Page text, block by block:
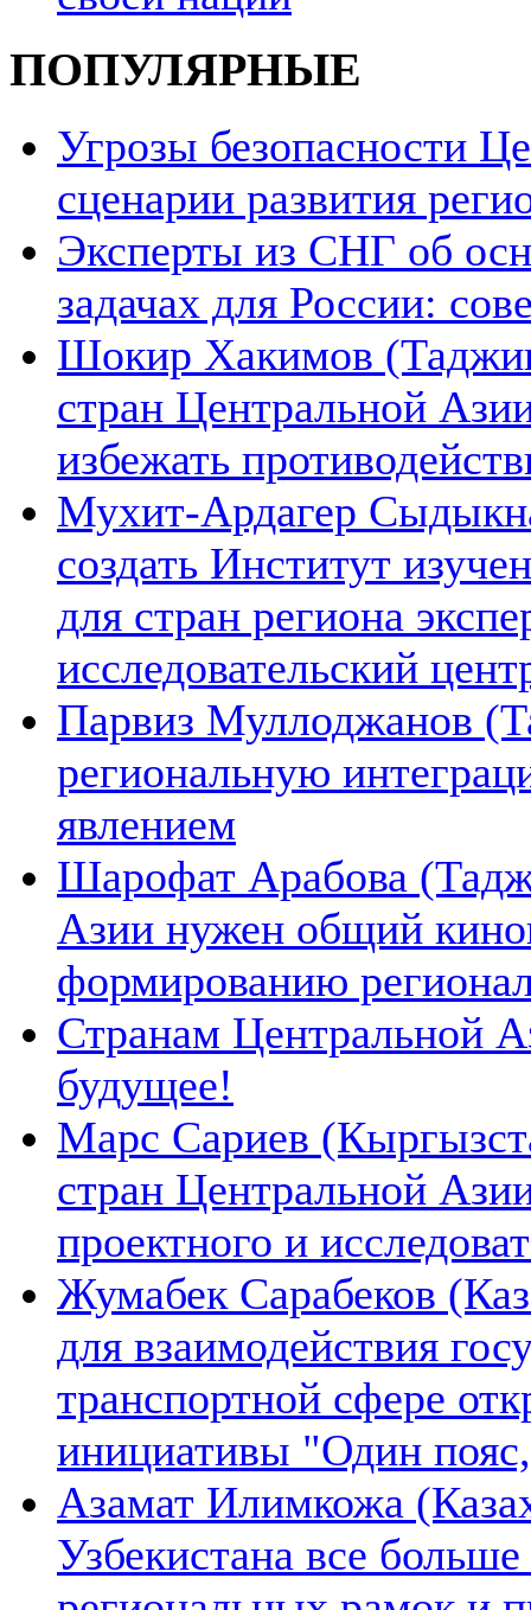
ПОПУЛЯРНЫЕ
Угрозы безопасности
сценарии развития
Эксперты из СНГ об
задачах для России:
Шокир Хакимов
стран Центральной
избежать
Мухит-Ардагер
создать Институт
для стран региона
исследовательский
Парвиз Муллоджанов
региональную
явлением
Шарофат Арабова
Азии нужен общий
формированию
Странам Центральной
будущее!
Марс Сариев
стран Центральной
проектного и
Жумабек Сарабеков
для взаимодействия
транспортной сфере
инициативы "Один
Азамат Илимкожа
Узбекистана все